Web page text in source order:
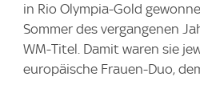
in Rio Olympia-Gold
Sommer des vergangenen
WM-Titel. Damit waren sie
europäische Frauen-Duo,